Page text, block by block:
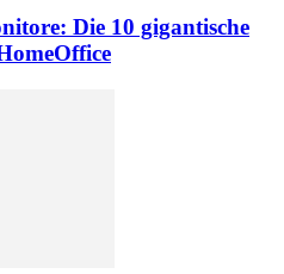
Die 10 gigantische